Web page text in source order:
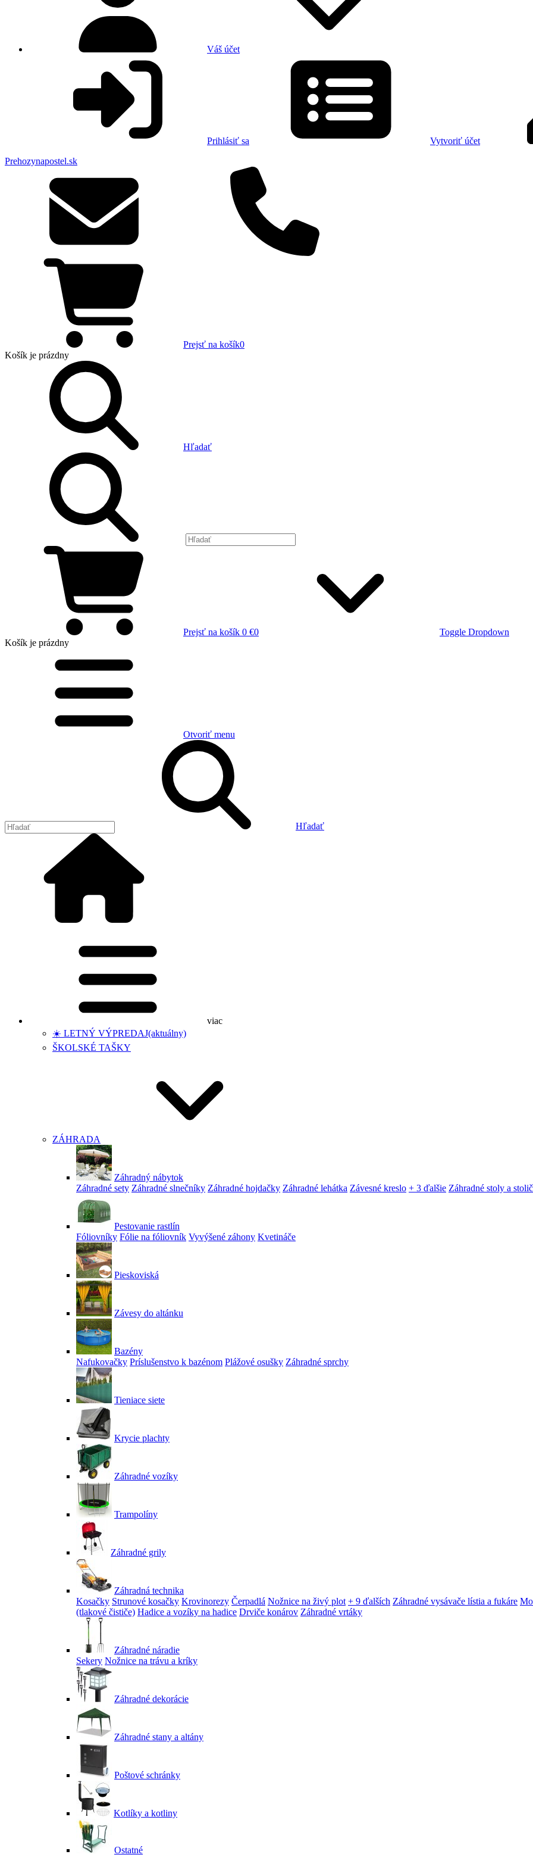
Váš účet
Prihlásiť sa Vytvoriť účet
Prehozynapostel.sk
Prejsť na košík0
Košík je prázdny
Hľadať
Prejsť na košík 0 €0
Toggle Dropdown
Košík je prázdny
Otvoriť menu
Hľadať
viac
☀️ LETNÝ VÝPREDAJ(aktuálny)
ŠKOLSKÉ TAŠKY
ZÁHRADA
Záhradný nábytok
Záhradné sety Záhradné slnečníky Záhradné hojdačky Záhradné lehátka Závesné kreslo + 3 ďalšie Záhradné stoly a
Pestovanie rastlín
Fóliovníky Fólie na fóliovník Vyvýšené záhony Kvetináče
Pieskoviská
Závesy do altánku
Bazény
Nafukovačky Príslušenstvo k bazénom Plážové osušky Záhradné sprchy
Tieniace siete
Krycie plachty
Záhradné vozíky
Trampolíny
Záhradné grily
Záhradná technika
Kosačky Strunové kosačky Krovinorezy Čerpadlá Nožnice na živý plot + 9 ďalších Záhradné vysávače lístia a fukáre
(tlakové čističe) Hadice a vozíky na hadice Drviče konárov Záhradné vrtáky
Záhradné náradie
Sekery Nožnice na trávu a kríky
Záhradné dekorácie
Záhradné stany a altány
Poštové schránky
Kotlíky a kotliny
Ostatné